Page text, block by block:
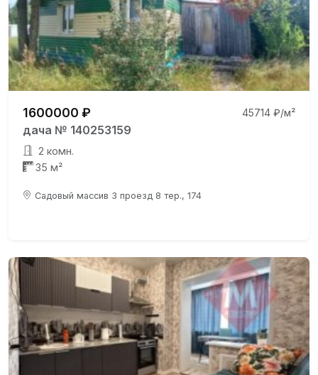
1600000 ₽ 45714 ₽/м²
дача № 140253159
2 комн.
35 м²
Садовый массив 3 проезд 8 тер., 174